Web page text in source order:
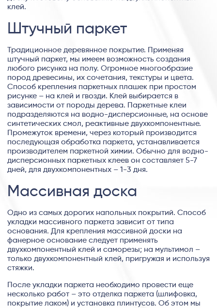
клей.
Штучный паркет
Традиционное деревянное покрытие. Применяя
штучный паркет, мы имеем возможность создания
любого рисунка на полу. Огромное многообразие
пород древесины, их сочетания, текстуры и цвета.
Способ крепления паркетных плашек при простом
рисунке – на клей и гвозди. Клей выбирается в
зависимости от породы дерева. Паркетные клеи
подразделяются на водно-дисперсионные, на основе
синтетических смол, реактивные двухкомпонентные.
Промежуток времени, через который производится
последующая обработка паркета, устанавливается
производителем паркетной химии. Обычно для водно-
дисперсионных паркетных клеев он составляет 5-7
дней, для двухкомпонентных – 1-3 дня.
Массивная доска
Одно из самых дорогих напольных покрытий. Способ
укладки массивного паркета зависит от типа
основания. Для крепления массивной доски на
фанерное основание следует применять
двухкомпонентный клей и саморезы; на мультимол –
только двухкомпонентный клей, пригружая и используя
стяжки.
После укладки паркета необходимо провести еще
несколько работ – это отделка паркета (шлифовка,
покрытие лаком) и установка плинтусов. Об этом мы